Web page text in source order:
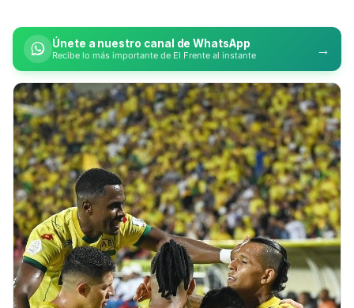
Únete a nuestro canal de WhatsApp
Recibe lo más importante de El Frente al instante →